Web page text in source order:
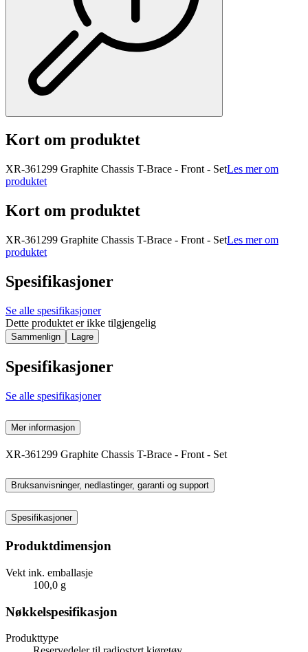
Kort om produktet
XR-361299 Graphite Chassis T-Brace - Front - SetLes mer om
produktet
Kort om produktet
XR-361299 Graphite Chassis T-Brace - Front - SetLes mer om
produktet
Spesifikasjoner
Se alle spesifikasjoner
Dette produktet er ikke tilgjengelig
Sammenlign Lagre
Spesifikasjoner
Se alle spesifikasjoner
Mer informasjon
XR-361299 Graphite Chassis T-Brace - Front - Set
Bruksanvisninger, nedlastinger, garanti og support
Spesifikasjoner
Produktdimensjon
Vekt ink. emballasje
100,0 g
Nøkkelspesifikasjon
Produkttype